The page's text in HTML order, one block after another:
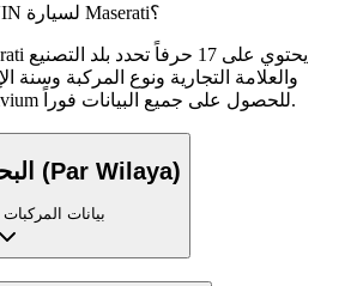
كيف أفك شفرة رقم VIN لسيارة Maserati؟
والعلامة التجارية ونوع المركبة وسنة
أدخل رقم VIN في Drivium للحصول على جميع البيانات فوراً.
البحث حسب الموقع (Par Wilaya)
بيانات